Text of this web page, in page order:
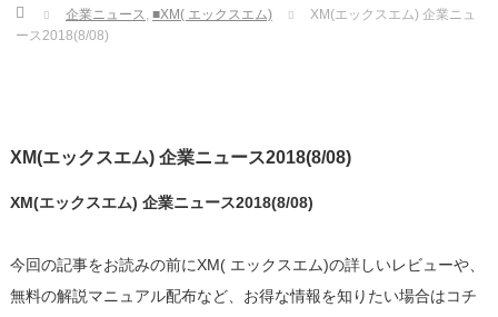
Home 企業ニュース, ■XM( エックスエム)
XM(エックスエム) 企業ニュ
ース2018(8/08)
XM(エックスエム) 企業ニュース2018(8/08)
XM(エックスエム) 企業ニュース2018(8/08)
今回の記事をお読みの前にXM( エックスエム)の詳しいレビューや、
無料の解説マニュアル配布など、お得な情報を知りたい場合はコチ